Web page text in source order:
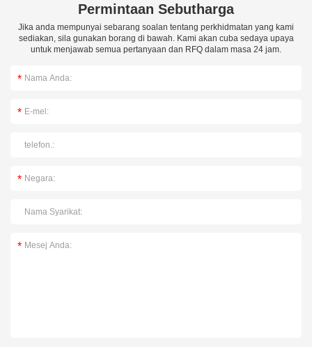
Permintaan Sebutharga
Jika anda mempunyai sebarang soalan tentang perkhidmatan yang kami
sediakan, sila gunakan borang di bawah. Kami akan cuba sedaya upaya
untuk menjawab semua pertanyaan dan RFQ dalam masa 24 jam.